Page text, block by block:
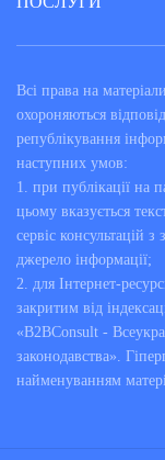
недешево. Якщо
хочете просто
на сервісі B2B
кваліфіковану
питань,
сервісу
розробити
скласти
органами;
вас до
складений
Всі права на
охороняються
републікування
наступних умов:
1. при публікації на
цьому вказується
сервіс консультацій
джерело інформації;
2. для Інтернет-
закритим від
«B2BConsult -
законодавства».
найменуванням